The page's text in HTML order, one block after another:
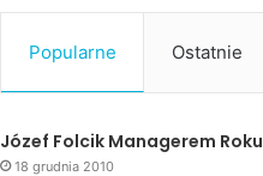
Popularne Ostatnie
Józef Folcik Managerem Roku
18 grudnia 2010